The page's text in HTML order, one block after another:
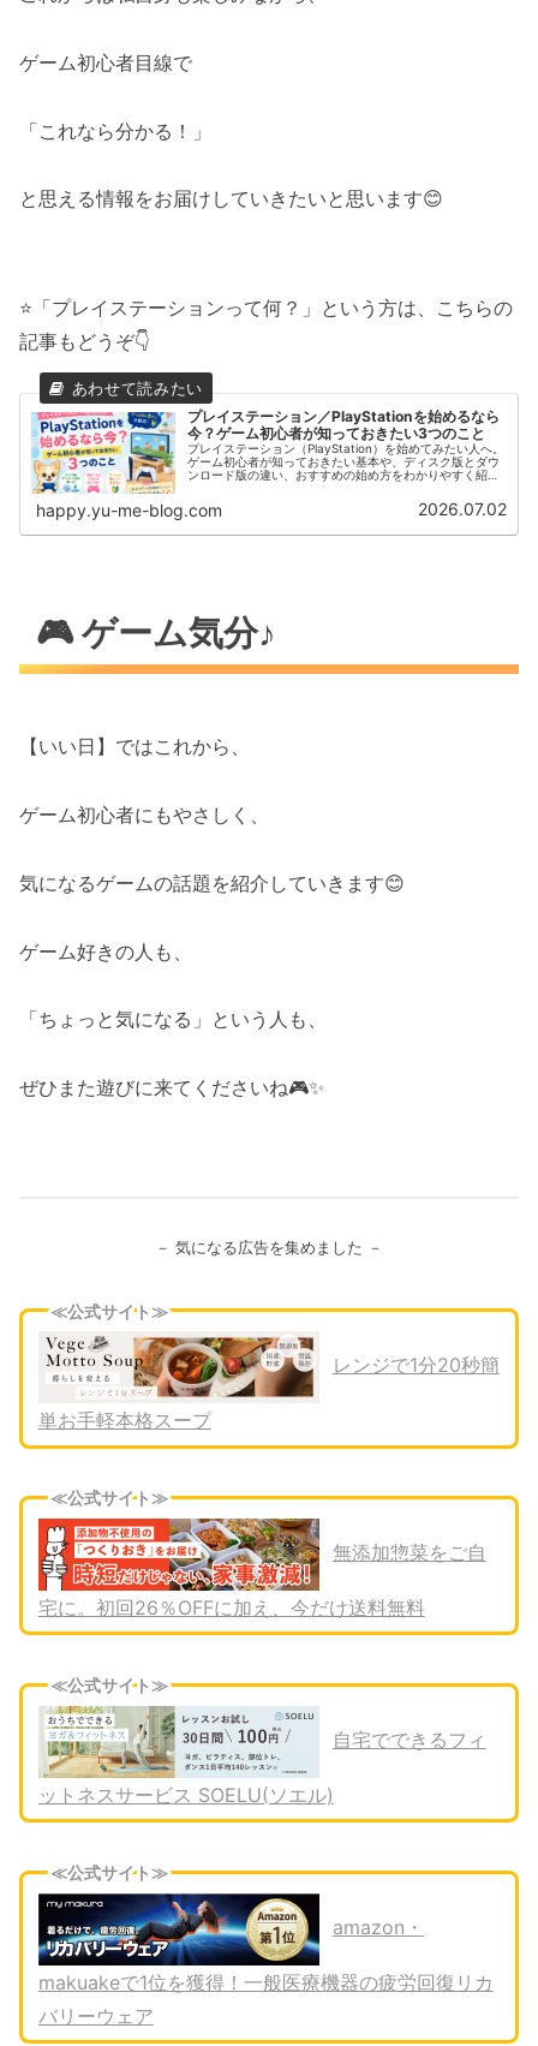
ゲーム初心者目線で
「これなら分かる！」
と思える情報をお届けしていきたいと思います😊
⭐「プレイステーションって何？」という方は、こちらの
記事もどうぞ👇
プレイステーション／PlayStationを始めるなら
今？ゲーム初心者が知っておきたい3つのこと
プレイステーション（PlayStation）を始めてみたい人へ。
ゲーム初心者が知っておきたい基本や、ディスク版とダウ
ンロード版の違い、おすすめの始め方をわかりやすく紹介
happy.yu-me-blog.com 2026.07.02
🎮 ゲーム気分♪
【いい日】ではこれから、
ゲーム初心者にもやさしく、
気になるゲームの話題を紹介していきます😊
ゲーム好きの人も、
「ちょっと気になる」という人も、
ぜひまた遊びに来てくださいね🎮✨
－ 気になる広告を集めました －
≪公式サイト≫
レンジで1分20秒簡
単お手軽本格スープ
≪公式サイト≫
無添加惣菜をご自
宅に。初回26％OFFに加え、今だけ送料無料
≪公式サイト≫
自宅でできるフィ
ットネスサービス SOELU(ソエル)
≪公式サイト≫
amazon・
makuakeで1位を獲得！一般医療機器の疲労回復リカ
バリーウェア